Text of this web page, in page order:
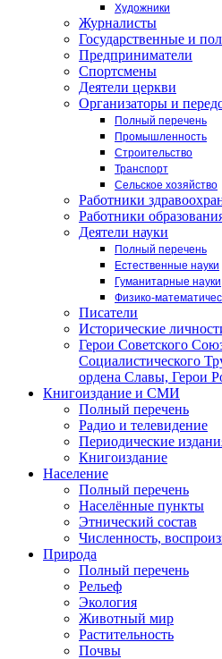
Художники
Журналисты
Государственные и
Предприниматели
Спортсмены
Деятели церкви
Организаторы и
Полный перечень
Промышленность
Строительство
Транспорт
Сельское хозяйство
Работники
Работники
Деятели науки
Полный перечень
Естественные науки
Гуманитарные науки
Физико-
Писатели
Исторические
Герои Советского
Социалистического
ордена Славы, Герои
Книгоиздание и СМИ
Полный перечень
Радио и телевидение
Периодические
Книгоиздание
Население
Полный перечень
Населённые пункты
Этнический состав
Численность,
Природа
Полный перечень
Рельеф
Экология
Животный мир
Растительность
Почвы